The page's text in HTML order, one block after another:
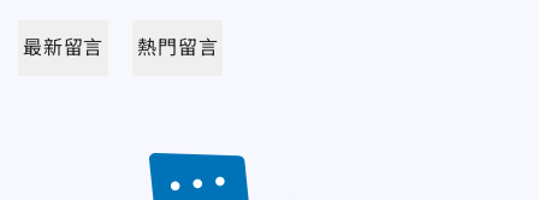
最新留言 熱門留言